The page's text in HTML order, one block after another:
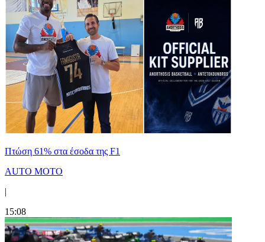
Πτώση 61% στα έσοδα της F1
AUTO MOTO
|
15:08